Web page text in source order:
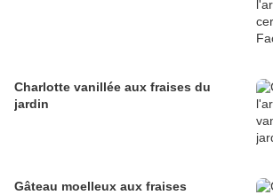
Charlotte vanillée aux fraises du
jardin
Gâteau moelleux aux fraises